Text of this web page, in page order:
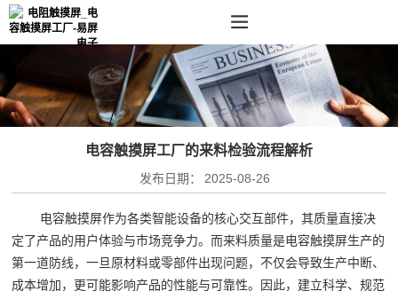
电容触摸屏工厂的来料检验流程解析
发布日期： 2025-08-26
电容触摸屏作为各类智能设备的核心交互部件，其质量直接决
定了产品的用户体验与市场竞争力。而来料质量是电容触摸屏生产的
第一道防线，一旦原材料或零部件出现问题，不仅会导致生产中断、
成本增加，更可能影响产品的性能与可靠性。因此，建立科学、规范